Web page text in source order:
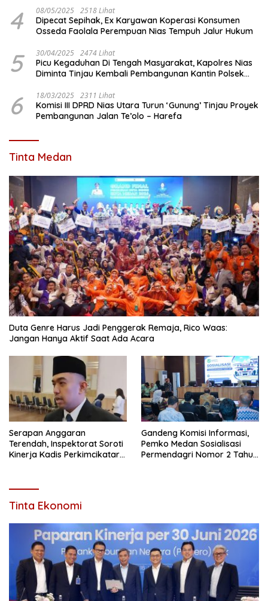
4 08/05/2025 2518 Lihat
Dipecat Sepihak, Ex Karyawan Koperasi Konsumen
Osseda Faolala Perempuan Nias Tempuh Jalur Hukum
5 30/04/2025 2474 Lihat
Picu Kegaduhan Di Tengah Masyarakat, Kapolres Nias
Diminta Tinjau Kembali Pembangunan Kantin Polsek
6 18/03/2025 2311 Lihat
Komisi III DPRD Nias Utara Turun ‘Gunung’ Tinjau Proyek
Pembangunan Jalan Te’olo – Harefa
Tinta Medan
Duta Genre Harus Jadi Penggerak Remaja, Rico Waas:
Jangan Hanya Aktif Saat Ada Acara
Serapan Anggaran
Terendah, Inspektorat Soroti
Kinerja Kadis Perkimcikataru
Gandeng Komisi Informasi,
Pemko Medan Sosialisasi
Permendagri Nomor 2 Tahun
Tinta Ekonomi